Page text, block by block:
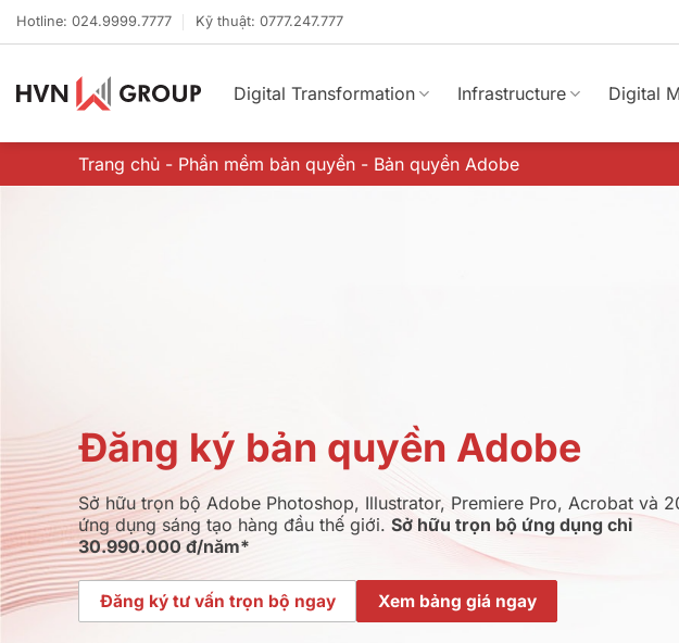
Bỏ
quaHotline: 024.9999.7777 Kỹ thuật: 0777.247.777
Digital Transformation Infrastructure Digital
Trang chủ - Phần mềm bản quyền - Bản quyền Adobe
Đăng ký bản quyền Adobe
Sở hữu trọn bộ Adobe Photoshop, Illustrator, Premiere Pro, Acrobat và
ứng dụng sáng tạo hàng đầu thế giới. Sở hữu trọn bộ ứng dụng chỉ
30.990.000 đ/năm*
Đăng ký tư vấn trọn bộ ngay Xem bảng giá ngay